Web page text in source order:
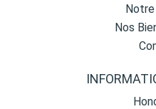
Nos